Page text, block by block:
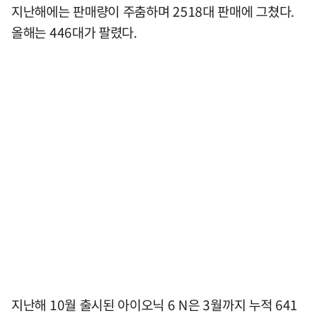
지난해에는 판매량이 주춤하며 2518대 판매에 그쳤다.
올해는 446대가 팔렸다.
지난해 10월 출시된 아이오닉 6 N은 3월까지 누적 641